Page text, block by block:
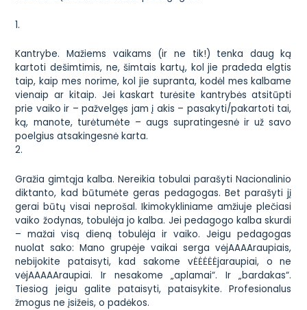
1.
Kantrybe. Mažiems vaikams (ir ne tik!) tenka daug ką
kartoti dešimtimis, ne, šimtais kartų, kol jie pradeda elgtis
taip, kaip mes norime, kol jie supranta, kodėl mes kalbame
vienaip ar kitaip. Jei kaskart turėsite kantrybės atsitūpti
prie vaiko ir – pažvelgęs jam į akis – pasakyti/pakartoti tai,
ką, manote, turėtumėte – augs supratingesnė ir už savo
poelgius atsakingesnė karta.
2.
Gražia gimtąja kalba. Nereikia tobulai parašyti Nacionalinio
diktanto, kad būtumėte geras pedagogas. Bet parašyti jį
gerai būtų visai neprošal. Ikimokykliniame amžiuje plečiasi
vaiko žodynas, tobulėja jo kalba. Jei pedagogo kalba skurdi
– mažai visą dieną tobulėja ir vaiko. Jeigu pedagogas
nuolat sako: Mano grupėje vaikai serga vėjAAAAraupiais,
nebijokite pataisyti, kad sakome vĖĖĖĖĖjaraupiai, o ne
vėjAAAAAraupiai. Ir nesakome „aplamai“. Ir „bardakas“.
Tiesiog jeigu galite pataisyti, pataisykite. Profesionalus
žmogus ne įsižeis, o padėkos.